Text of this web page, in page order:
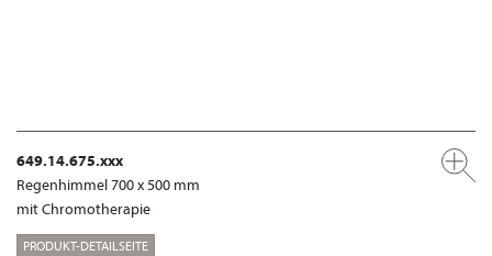
649.14.675.xxx
Regenhimmel 700 x 500 mm
mit Chromotherapie
PRODUKT-DETAILSEITE